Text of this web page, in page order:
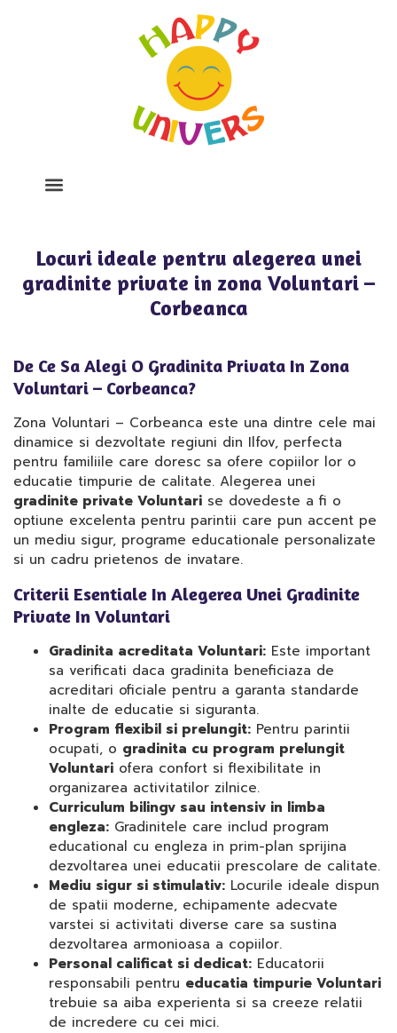
Locuri ideale pentru alegerea unei
gradinite private in zona Voluntari –
Corbeanca
De Ce Sa Alegi O Gradinita Privata In Zona
Voluntari – Corbeanca?
Zona Voluntari – Corbeanca este una dintre cele mai
dinamice si dezvoltate regiuni din Ilfov, perfecta
pentru familiile care doresc sa ofere copiilor lor o
educatie timpurie de calitate. Alegerea unei
gradinite private Voluntari se dovedeste a fi o
optiune excelenta pentru parintii care pun accent pe
un mediu sigur, programe educationale personalizate
si un cadru prietenos de invatare.
Criterii Esentiale In Alegerea Unei Gradinite
Private In Voluntari
Gradinita acreditata Voluntari: Este important
sa verificati daca gradinita beneficiaza de
acreditari oficiale pentru a garanta standarde
inalte de educatie si siguranta.
Program flexibil si prelungit: Pentru parintii
ocupati, o gradinita cu program prelungit
Voluntari ofera confort si flexibilitate in
organizarea activitatilor zilnice.
Curriculum bilingv sau intensiv in limba
engleza: Gradinitele care includ program
educational cu engleza in prim-plan sprijina
dezvoltarea unei educatii prescolare de calitate.
Mediu sigur si stimulativ: Locurile ideale dispun
de spatii moderne, echipamente adecvate
varstei si activitati diverse care sa sustina
dezvoltarea armonioasa a copiilor.
Personal calificat si dedicat: Educatorii
responsabili pentru educatia timpurie Voluntari
trebuie sa aiba experienta si sa creeze relatii
de incredere cu cei mici.